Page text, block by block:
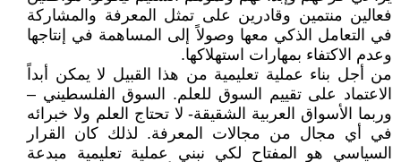
فعالين منتمين وقادرين على تمثل المعرفة والمشاركة
في التعامل الذكي معها وصولاً إلى المساهمة في إنتاجها
وعدم الاكتفاء بمهارات استهلاكها.
من أجل بناء عملية تعليمية من هذا القبيل لا يمكن أبداً
الاعتماد على تقييم السوق للعلم. السوق الفلسطيني –
وربما الأسواق العربية الشقيقة- لا تحتاج العلم ولا خبرائه
في أي مجال من مجالات المعرفة. لذلك كان القرار
السياسي هو المفتاح لكي نبني عملية تعليمية مبدعة